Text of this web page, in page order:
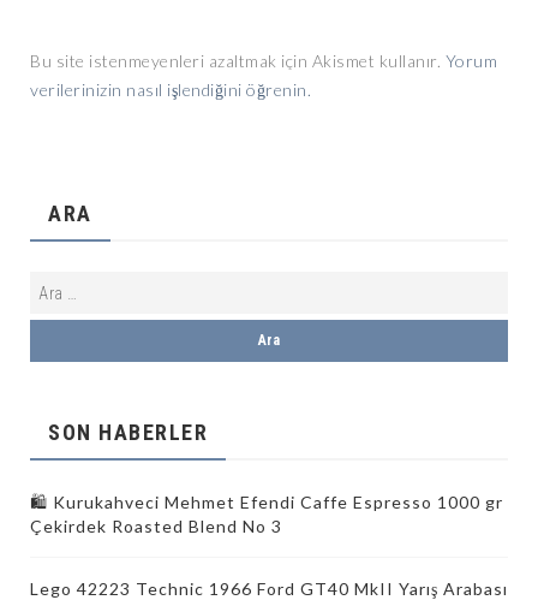
Bu site istenmeyenleri azaltmak için Akismet kullanır. Yorum
verilerinizin nasıl işlendiğini öğrenin.
ARA
SON HABERLER
🛍️ Kurukahveci Mehmet Efendi Caffe Espresso 1000 gr
Çekirdek Roasted Blend No 3
Lego 42223 Technic 1966 Ford GT40 MkII Yarış Arabası